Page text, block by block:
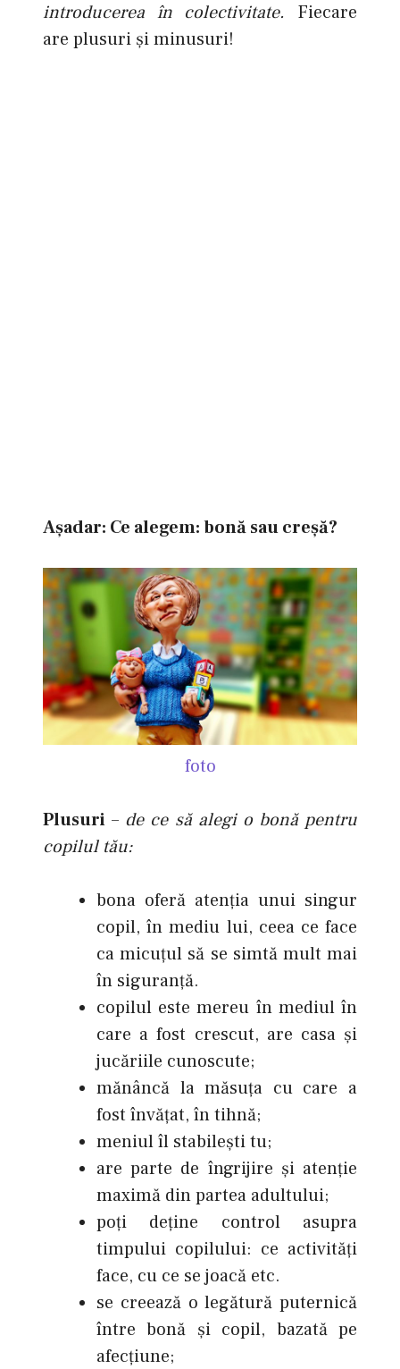
introducerea în colectivitate. Fiecare
are plusuri şi minusuri!
Aşadar: Ce alegem: bonă sau creşă?
foto
Plusuri – de ce să alegi o bonă pentru
copilul tău:
bona oferă atenţia unui singur
copil, în mediu lui, ceea ce face
ca micuţul să se simtă mult mai
în siguranţă.
copilul este mereu în mediul în
care a fost crescut, are casa şi
jucăriile cunoscute;
mănâncă la măsuţa cu care a
fost învăţat, în tihnă;
meniul îl stabileşti tu;
are parte de îngrijire şi atenţie
maximă din partea adultului;
poţi deţine control asupra
timpului copilului: ce activităţi
face, cu ce se joacă etc.
se creează o legătură puternică
între bonă şi copil, bazată pe
afecţiune;